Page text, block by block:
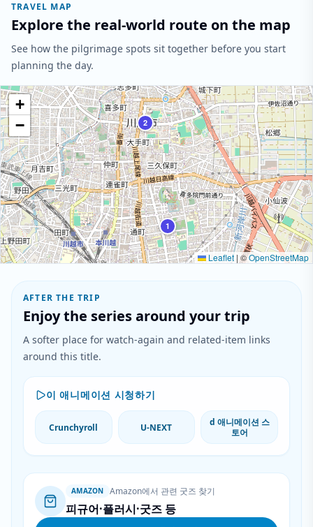
TRAVEL MAP
Explore the real-world route on the map
See how the pilgrimage spots sit together before you start
planning the day.
1
2
+
−
Leaflet |©OpenStreetMap
AFTER THE TRIP
Enjoy the series around your trip
A softer place for watch-again and related-item links
around this title.
이 애니메이션 시청하기
Crunchyroll U-NEXT
d 애니메이션 스
토어
AMAZON Amazon에서 관련 굿즈 찾기
피규어·플러시·굿즈 등